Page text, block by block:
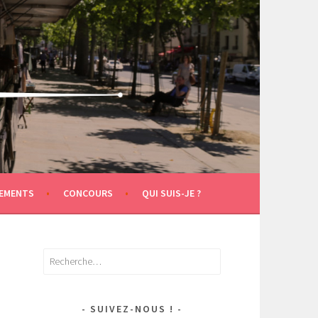
CONCOURS QUI SUIS-JE ?
Rechercher :
SUIVEZ-NOUS !